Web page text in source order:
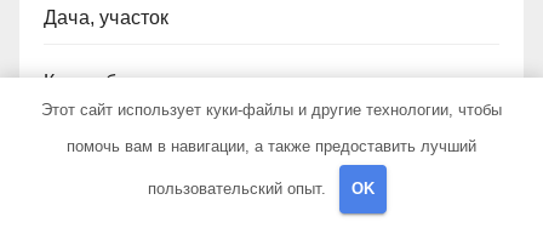
Дача, участок
Как выбрать гаджет
Новости плюс
Этот сайт использует куки-файлы и другие технологии, чтобы
помочь вам в навигации, а также предоставить лучший
пользовательский опыт. OK